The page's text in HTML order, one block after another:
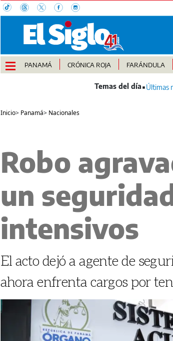
PANAMÁ CRÓNICA ROJA FARÁNDULA
Últimas
Inicio> Panamá> Nacionales
Robo
un
intensivos
El acto dejó a agente de
ahora enfrenta cargos por